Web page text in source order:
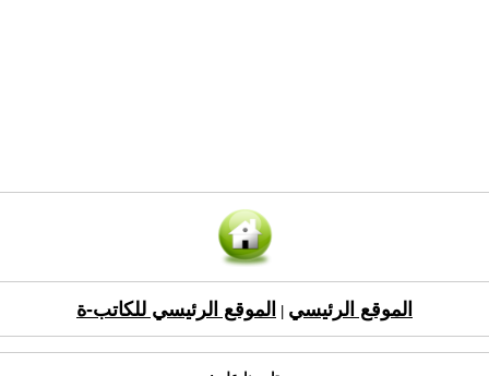
الموقع الرئيسي الموقع الرئيسي للكاتب-ة